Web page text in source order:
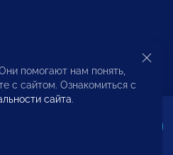
предпринимателей и
помогают нам понять,
с сайтом. Ознакомиться с
сайта.